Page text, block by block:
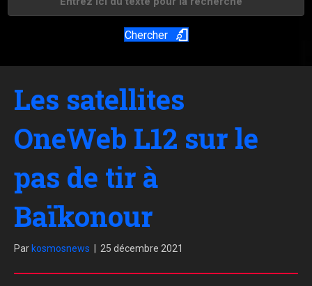
Chercher
Les satellites
OneWeb L12 sur le
pas de tir à
Baïkonour
Par kosmosnews 25 décembre 2021